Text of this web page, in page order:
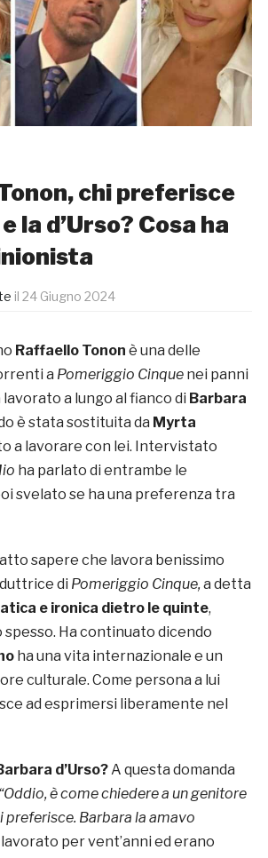
chi preferisce
la d’Urso? Cosa ha
il 24 Giugno 2024
Raffaello Tonon è una delle
a Pomeriggio Cinque nei panni
a lungo al fianco di Barbara
è stata sostituita da Myrta
a lavorare con lei. Intervistato
ha parlato di entrambe le
svelato se ha una preferenza tra
sapere che lavora benissimo
di Pomeriggio Cinque,a detta
e ironica dietro le quinte,
Ha continuato dicendo
ha una vita internazionale e un
culturale. Come persona a lui
ad esprimersi liberamente nel
d’Urso?A questa domanda
“Oddio, è come chiedere a un genitore
preferisce. Barbara la amavo
per vent’anni ed erano